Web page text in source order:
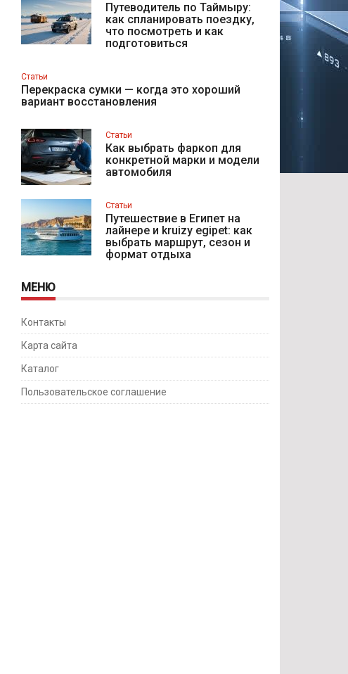
Путеводитель по Таймыру:
как спланировать поездку,
что посмотреть и как
подготовиться
Статьи
Перекраска сумки — когда это хороший
вариант восстановления
Статьи
Как выбрать фаркоп для
конкретной марки и модели
автомобиля
Статьи
Путешествие в Египет на
лайнере и kruizy egipet: как
выбрать маршрут, сезон и
формат отдыха
МЕНЮ
Контакты
Карта сайта
Каталог
Пользовательское соглашение